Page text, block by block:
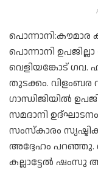
പൊന്നാനി:കൗമാര
പൊന്നാനി
വെളിയങ്കോട്
തുടക്കം. വിളംബര
ഗാന്ധിജിയിൽ
സമദാനി
സംസ്‍കാരം
അദ്ദേഹം പറഞ്ഞു.
കല്ലാട്ടേൽ ഷംസു